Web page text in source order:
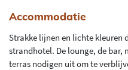
Accommodatie
Strakke lijnen en lichte kleuren
strandhotel. De lounge, de bar,
terras nodigen uit om te